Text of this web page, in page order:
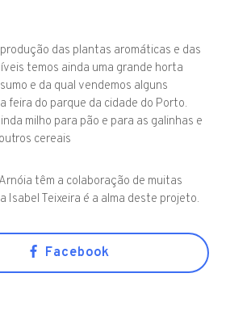
das plantas aromáticas e das
temos ainda uma grande horta
e da qual vendemos alguns
feira do parque da cidade do Porto.
milho para pão e para as galinhas e
cereais
têm a colaboração de muitas
Isabel Teixeira é a alma deste projeto.
Facebook